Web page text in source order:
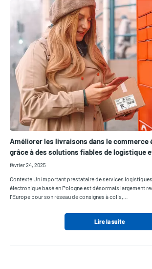
Améliorer les livraisons dans le commerce
grâce à des solutions fiables de logistique
février 24, 2025
Contexte Un important prestataire de services
électronique basé en Pologne est désormais largement
l'Europe pour son réseau de consignes à colis,…
Lire la suite